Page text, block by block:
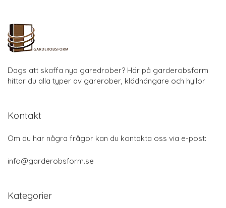
Dags att skaffa nya garedrober? Här på garderobsform
hittar du alla typer av garerober, klädhängare och hyllor
Kontakt
Om du har några frågor kan du kontakta oss via e-post:
info@garderobsform.se
Kategorier